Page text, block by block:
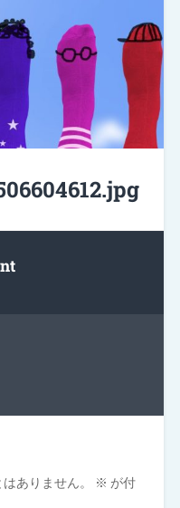
ありません。 ※ が付